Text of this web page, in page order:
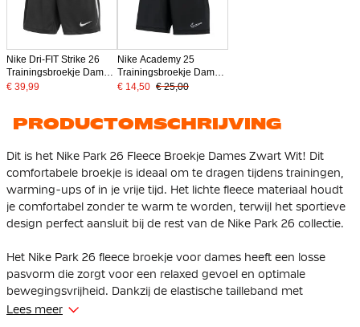
Nike Dri-FIT Strike 26
Trainingsbroekje Dames
Zwart Wit
€ 39,99
Nike Academy 25
Trainingsbroekje Dames
Zwart Wit
€ 14,50 € 25,00
PRODUCTOMSCHRIJVING
Dit is het Nike Park 26 Fleece Broekje Dames Zwart Wit! Dit
comfortabele broekje is ideaal om te dragen tijdens trainingen,
warming-ups of in je vrije tijd. Het lichte fleece materiaal houdt
je comfortabel zonder te warm te worden, terwijl het sportieve
design perfect aansluit bij de rest van de Nike Park 26 collectie.
Het Nike Park 26 fleece broekje voor dames heeft een losse
pasvorm die zorgt voor een relaxed gevoel en optimale
bewegingsvrijheid. Dankzij de elastische tailleband met
trekkoord kun je de pasvorm eenvoudig aanpassen.
Lees meer